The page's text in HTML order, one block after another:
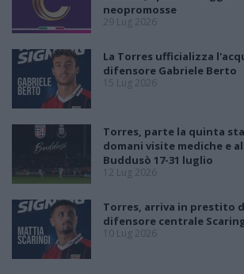
neopromosse
29 Lug 2026
La Torres ufficializza
difensore Gabriele Berto
15 Lug 2026
Torres, parte la quinta
domani visite mediche e
Buddusò 17-31 luglio
12 Lug 2026
Torres, arriva in prestito
difensore centrale
10 Lug 2026